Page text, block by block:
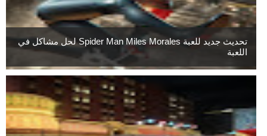
تحديث جديد للعبة Spider Man Miles Morales لحل مشاكل في
اللعبة